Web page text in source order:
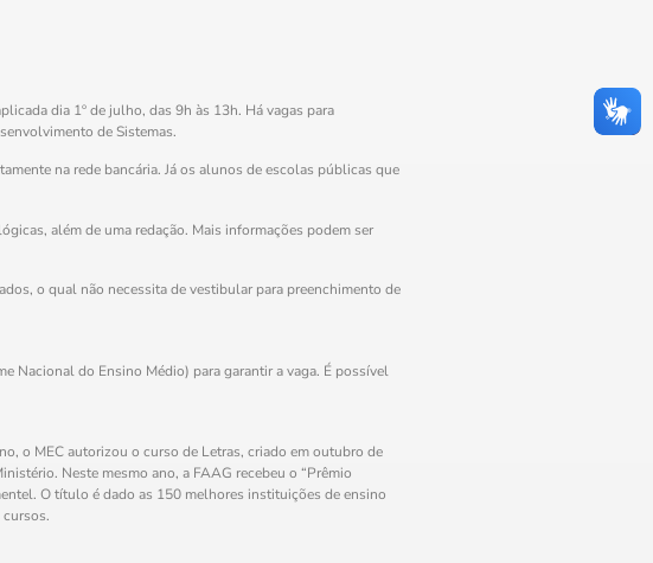
dia 1º de julho, das 9h às 13h. Há vagas para
de Sistemas.
na rede bancária. Já os alunos de escolas públicas que
além de uma redação. Mais informações podem ser
o qual não necessita de vestibular para preenchimento de
Nacional do Ensino Médio) para garantir a vaga. É possível
o MEC autorizou o curso de Letras, criado em outubro de
Neste mesmo ano, a FAAG recebeu o “Prêmio
O título é dado as 150 melhores instituições de ensino